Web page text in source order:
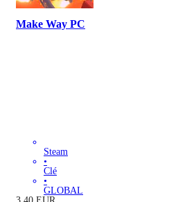
Make Way PC
Steam
•
Clé
•
GLOBAL